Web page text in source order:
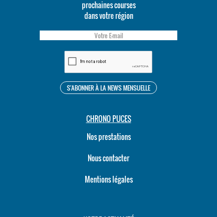
prochaines courses
dans votre région
CHRONO PUCES
Nos prestations
Nous contacter
Mentions légales